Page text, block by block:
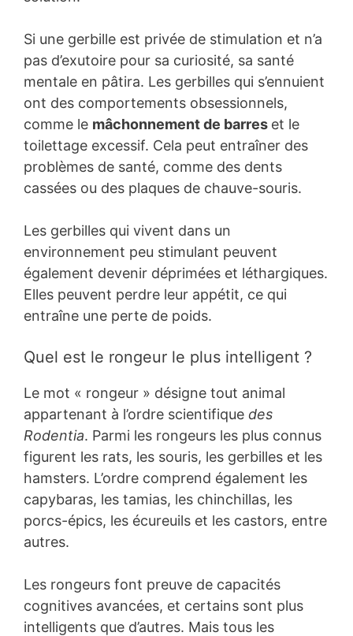
Si une gerbille est privée de stimulation et n’a
pas d’exutoire pour sa curiosité, sa santé
mentale en pâtira. Les gerbilles qui s’ennuient
ont des comportements obsessionnels,
comme le mâchonnement de barres et le
toilettage excessif. Cela peut entraîner des
problèmes de santé, comme des dents
cassées ou des plaques de chauve-souris.
Les gerbilles qui vivent dans un
environnement peu stimulant peuvent
également devenir déprimées et léthargiques.
Elles peuvent perdre leur appétit, ce qui
entraîne une perte de poids.
Quel est le rongeur le plus intelligent ?
Le mot « rongeur » désigne tout animal
appartenant à l’ordre scientifique des
Rodentia. Parmi les rongeurs les plus connus
figurent les rats, les souris, les gerbilles et les
hamsters. L’ordre comprend également les
capybaras, les tamias, les chinchillas, les
porcs-épics, les écureuils et les castors, entre
autres.
Les rongeurs font preuve de capacités
cognitives avancées, et certains sont plus
intelligents que d’autres. Mais tous les